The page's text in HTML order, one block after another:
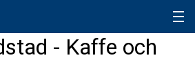
- Kaffe och